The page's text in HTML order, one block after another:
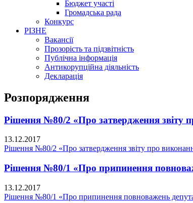
Бюджет участі
Громадська рада
Конкурс
РІЗНЕ
Вакансії
Прозорість та підзвітність
Публічна інформація
Антикорупційна діяльність
Декларація
Розпорядження
Рішення №80/2 «Про затвердження звіту
13.12.2017
Рішення №80/2 «Про затвердження звіту про
Рішення №80/1 «Про припинення
13.12.2017
Рішення №80/1 «Про припинення повноважень